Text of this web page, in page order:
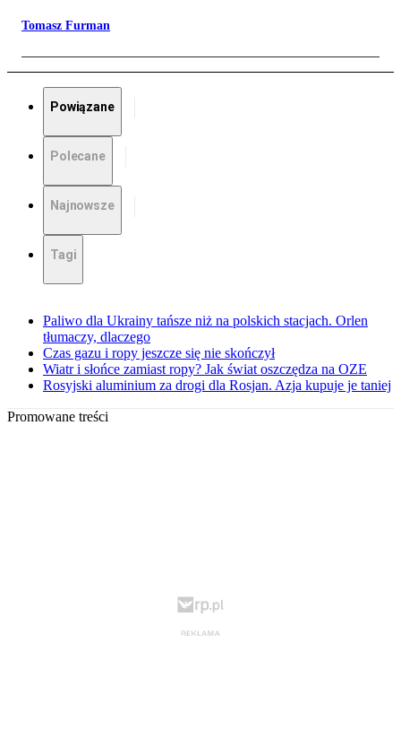
Tomasz Furman
Powiązane
Polecane
Najnowsze
Tagi
Paliwo dla Ukrainy tańsze niż na polskich stacjach. Orlen
tłumaczy, dlaczego
Czas gazu i ropy jeszcze się nie skończył
Wiatr i słońce zamiast ropy? Jak świat oszczędza na OZE
Rosyjski aluminium za drogi dla Rosjan. Azja kupuje je taniej
Promowane treści